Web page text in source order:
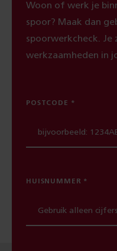
Woon of werk je
spoor? Maak dan
spoorwerkcheck.
werkzaamheden in
POSTCODE
HUISNUMMER